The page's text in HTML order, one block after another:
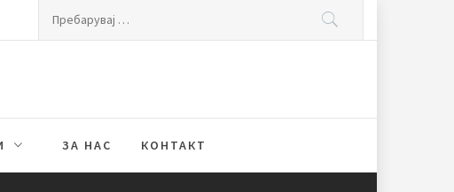
Пребарувај
ЗА НАС КОНТАКТ